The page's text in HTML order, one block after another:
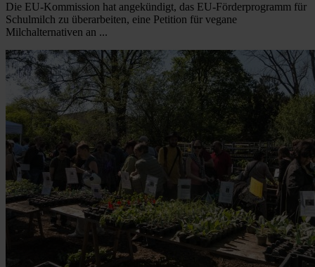
Die EU-Kommission hat angekündigt, das EU-Förderprogramm für
Schulmilch zu überarbeiten, eine Petition für vegane
Milchalternativen an ...